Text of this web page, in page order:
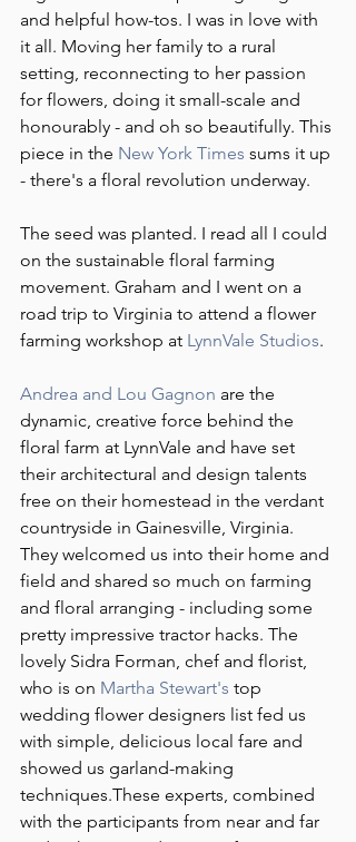
and helpful how-tos. I was in love with
it all. Moving her family to a rural
setting, reconnecting to her passion
for flowers, doing it small-scale and
honourably - and oh so beautifully. This
piece in the New York Times sums it up
- there's a floral revolution underway.
The seed was planted. I read all I could
on the sustainable floral farming
movement. Graham and I went on a
road trip to Virginia to attend a flower
farming workshop at LynnVale Studios.
Andrea and Lou Gagnon are the
dynamic, creative force behind the
floral farm at LynnVale and have set
their architectural and design talents
free on their homestead in the verdant
countryside in Gainesville, Virginia.
They welcomed us into their home and
field and shared so much on farming
and floral arranging - including some
pretty impressive tractor hacks. The
lovely Sidra Forman, chef and florist,
who is on Martha Stewart's top
wedding flower designers list fed us
with simple, delicious local fare and
showed us garland-making
techniques.These experts, combined
with the participants from near and far